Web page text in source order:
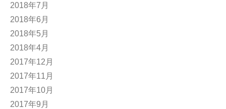
2018年7月
2018年6月
2018年5月
2018年4月
2017年12月
2017年11月
2017年10月
2017年9月